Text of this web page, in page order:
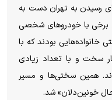
رسیدن به تهران دست به
برخی با خودروهای شخصی
خانواده‌هایی بودند که با
سخت و با تعداد زیادی
همین سختی‌ها و مسیر
خونین‌دلان» شد.